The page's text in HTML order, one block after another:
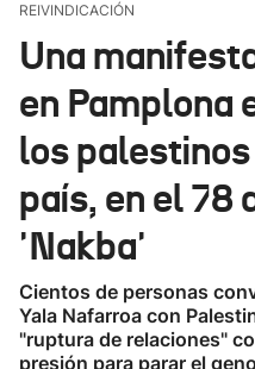
REIVINDICACIÓN
Una
en Pamplona
los
país, en el 78
'Nakba'
Cientos de personas
Yala Nafarroa con
"ruptura de relaciones"
presión para parar el